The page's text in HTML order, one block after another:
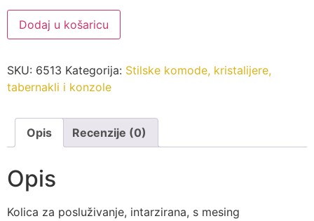
Stilska
kolica
količina
Dodaj u košaricu
SKU: 6513 Kategorija: Stilske komode, kristalijere,
tabernakli i konzole
Opis Recenzije (0)
Opis
Kolica za posluživanje, intarzirana, s mesing